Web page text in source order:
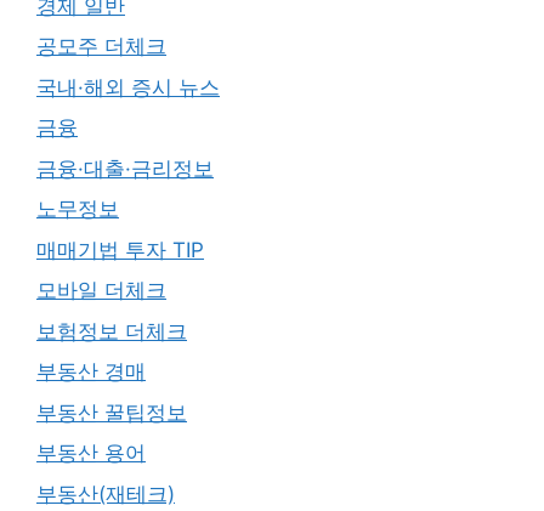
경제 일반
공모주 더체크
국내·해외 증시 뉴스
금융
금융·대출·금리정보
노무정보
매매기법 투자 TIP
모바일 더체크
보험정보 더체크
부동산 경매
부동산 꿀팁정보
부동산 용어
부동산(재테크)